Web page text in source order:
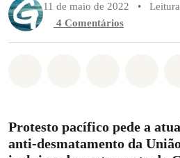
11 de maio de 2022
•
4 Comentários
Protesto pacífico pede a
anti-desmatamento da